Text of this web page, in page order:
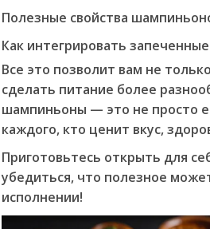
Полезные свойства
Как интегрировать
Все это позволит вам не
сделать питание более
шампиньоны — это не просто
каждого, кто ценит вкус,
Приготовьтесь открыть для
убедиться, что полезное
исполнении!